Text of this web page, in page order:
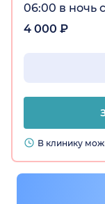
06:00 в ночь
4 000 ₽
В клинику